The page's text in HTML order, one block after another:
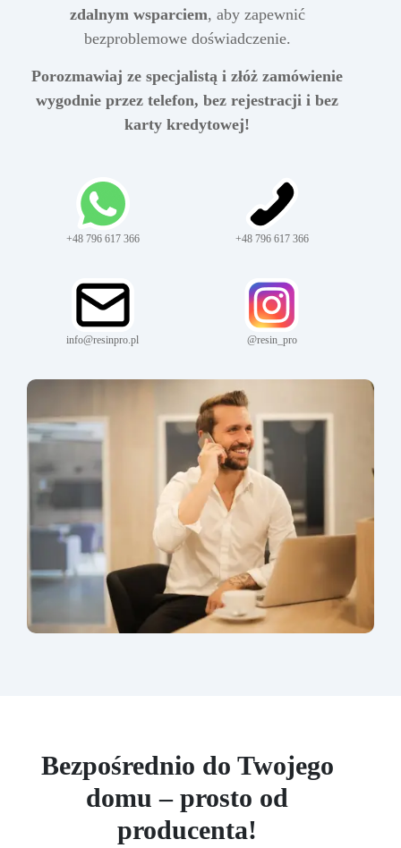
zdalnym wsparciem, aby zapewnić
bezproblemowe doświadczenie.
Porozmawiaj ze specjalistą i złóż zamówienie
wygodnie przez telefon, bez rejestracji i bez
karty kredytowej!
+48 796 617 366 +48 796 617 366
info@resinpro.pl @resin_pro
Bezpośrednio do Twojego
domu – prosto od
producenta!